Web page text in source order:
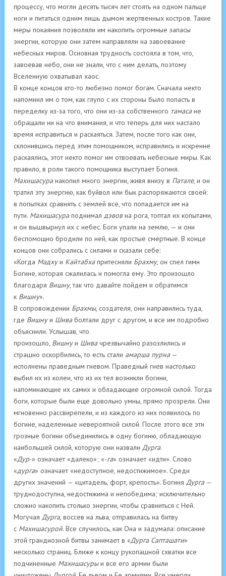
процессу, что могли десять тысяч лет стоять на одном пальце
ноги и питаться одним лишь дымом жертвенных костров. Такие
меры покаяния позволяли им накопить огромные запасы
энергии, которую они затем направляли на завоевание
небесных миров. Основная трудность состояла в том, что,
завоевав небо, они не знали, что с ним делать, поэтому
Вселенную охватывал хаос.
В конце концов кто-то любезно помог богам. Сначала некто
напомнил им о том, как глупо с их стороны было попасть в
переделку из-за того, что они из-за собственного тамасане
обращали ни на что внимания, и что теперь для них настало
время исправиться и раскаяться. Затем, после того как они,
склонившись перед этим помощником, исправились и искренне
раскаялись, этот некто помог им отвоевать небесные миры. Как
правило, в роли такого помощника выступает Богиня.
Махишасуранакопил много энергии, живя внизу в Патале, и он
тратил эту энергию, как буйвол или бык распоряжаются своей:
в попытках сравнять с землей все, что попадается им на
пути. Махишасураподнимал дэвовна рога, топтал их копытами,
и он вышвырнул их с небес. Боги упали на землю, — и они
беспомощно бродили по ней, как простые смертные. В конце
концов они собрались с силами и сказали себе:
«Когда Мадхуи Кайтабхапритесняли Брахму, он спел гимн
Богине, которая сжалилась и помогла ему. Это произошло
благодаря Вишну, так что давайте пойдем и обратимся
к Вишну».
В сопровождении Брахмы, создателя, они направились туда,
где Вишнуи Шиваболтали друг с другом, и все им подробно
объяснили. Услышав, что
произошло, Вишнуи Шивачрезвычайно разозлились и
страшно оскорбились, то есть стали амарша пурна—
исполнены праведным гневом. Праведный гнев настолько
выбил их из колеи, что из их тел возникли богини,
напоминающие их самих и обладающие огромной силой. Тогда
боги, которые были еще довольно умны, прямо прозрели. Они
мгновенно рассвирепели, и из каждого из них появилось по
богине, наделенные невероятной силой. После этого все эти
грозные богини объединились в одну богиню, обладающую
наибольшей силой, которую они назвали Дурга.
«Дур-» означает «далеко»; «-га» означает «идти». Слово
«дурга» означает «недоступное, недостижимое». Среди
других значений — «цитадель, форт, крепость». Богиня Дурга—
труднодоступна, недостижима и непобедима; исключительно
сложно накопить столько энергии, чтобы сравниться с Ней.
Могучая Дурга, воссев на льва, отправилась на битву
с Махишасурой.Все случилось, как Она и задумала: описание
этой грандиозной битвы занимает в «Дурга Сапташати»
несколько страниц. Ближе к концу рукопашной схватки все
подчиненные Махишасурыи все его армии были